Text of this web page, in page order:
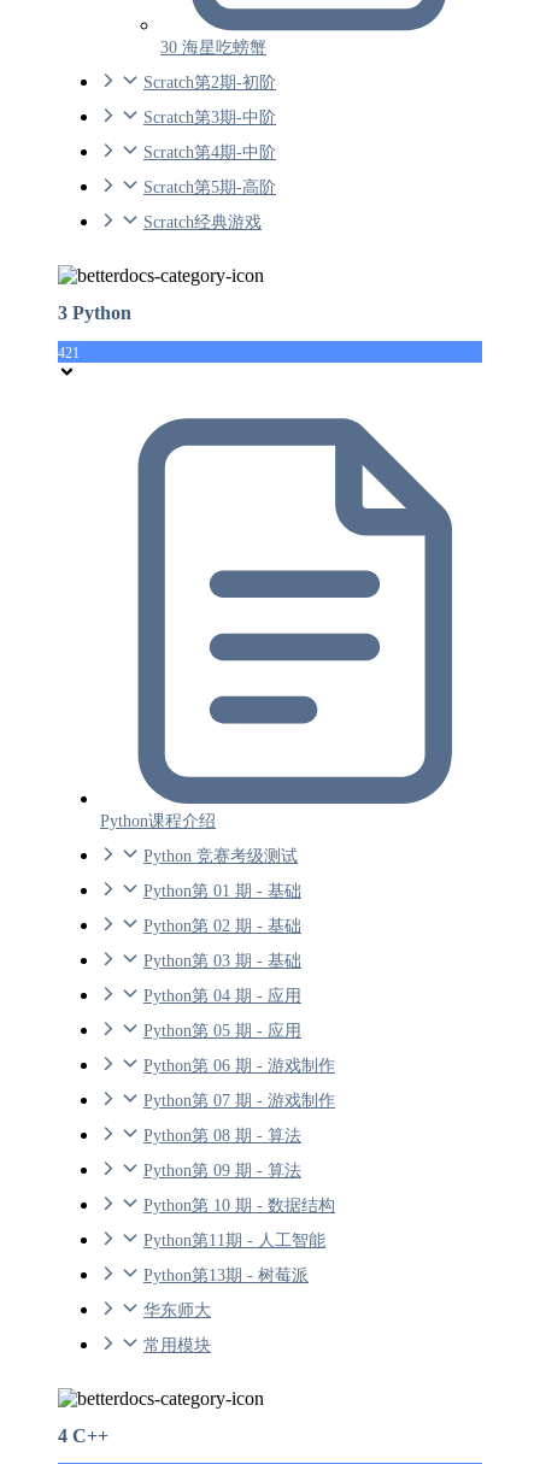
30 海星吃螃蟹
Scratch第2期-初阶
Scratch第3期-中阶
Scratch第4期-中阶
Scratch第5期-高阶
Scratch经典游戏
3 Python
421
Python课程介绍
Python 竞赛考级测试
Python第 01 期 - 基础
Python第 02 期 - 基础
Python第 03 期 - 基础
Python第 04 期 - 应用
Python第 05 期 - 应用
Python第 06 期 - 游戏制作
Python第 07 期 - 游戏制作
Python第 08 期 - 算法
Python第 09 期 - 算法
Python第 10 期 - 数据结构
Python第11期 - 人工智能
Python第13期 - 树莓派
华东师大
常用模块
4 C++